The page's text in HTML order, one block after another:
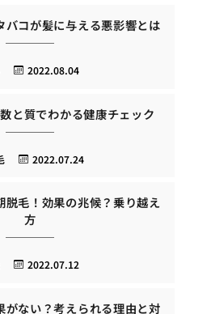
バコが髪に与える悪影響とは
2022.08.04
と質でわかる健康チェック
2022.07.24
脱毛！効果の兆候？乗り越え
方
2022.07.12
がない？考えられる理由と対